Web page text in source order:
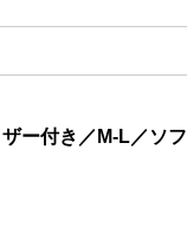
ー付き／M-L／ソ